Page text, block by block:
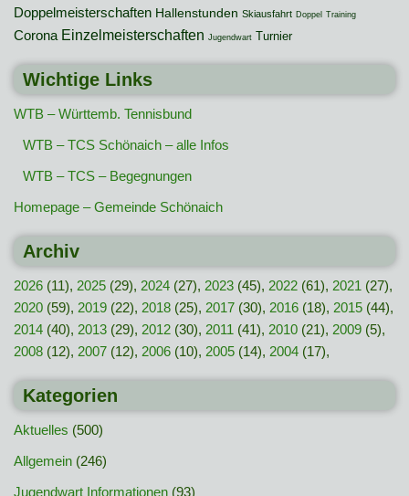
Doppelmeisterschaften Hallenstunden Skiausfahrt Doppel Training
Corona Einzelmeisterschaften Jugendwart Turnier
Wichtige Links
WTB – Württemb. Tennisbund
WTB – TCS Schönaich – alle Infos
WTB – TCS – Begegnungen
Homepage – Gemeinde Schönaich
Archiv
2026 (11), 2025 (29), 2024 (27), 2023 (45), 2022 (61), 2021 (27),
2020 (59), 2019 (22), 2018 (25), 2017 (30), 2016 (18), 2015 (44),
2014 (40), 2013 (29), 2012 (30), 2011 (41), 2010 (21), 2009 (5),
2008 (12), 2007 (12), 2006 (10), 2005 (14), 2004 (17),
Kategorien
Aktuelles (500)
Allgemein (246)
Jugendwart Informationen (93)